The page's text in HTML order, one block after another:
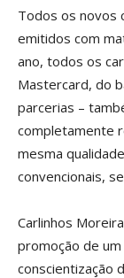
Todos os novos
emitidos com
ano, todos os
Mastercard, do
parcerias –
completamente
mesma
convencionais,
Carlinhos
promoção de
conscientização